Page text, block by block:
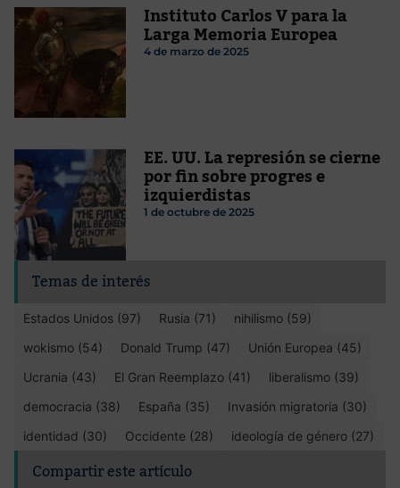
Instituto Carlos V para la
Larga Memoria Europea
4 de marzo de 2025
EE. UU. La represión se cierne
por fin sobre progres e
izquierdistas
1 de octubre de 2025
Temas de interés
Estados Unidos (97) Rusia (71)
nihilismo (59)
wokismo (54)
Donald Trump (47)
Unión Europea (45)
Ucrania (43)
El Gran Reemplazo (41)
liberalismo (39)
democracia (38)
España (35)
Invasión migratoria (30)
identidad (30)
Occidente (28) ideología de género (27)
Compartir este artículo